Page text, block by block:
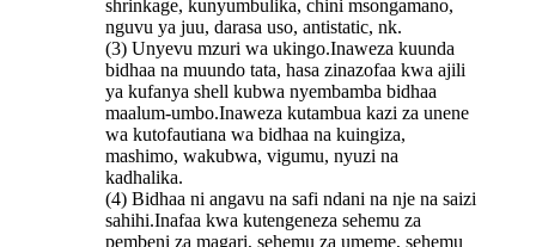
shrinkage, kunyumbulika, chini msongamano,
nguvu ya juu, darasa uso, antistatic, nk.
(3) Unyevu mzuri wa ukingo.Inaweza kuunda
bidhaa na muundo tata, hasa zinazofaa kwa ajili
ya kufanya shell kubwa nyembamba bidhaa
maalum-umbo.Inaweza kutambua kazi za unene
wa kutofautiana wa bidhaa na kuingiza,
mashimo, wakubwa, vigumu, nyuzi na
kadhalika.
(4) Bidhaa ni angavu na safi ndani na nje na saizi
sahihi.Inafaa kwa kutengeneza sehemu za
pembeni za magari, sehemu za umeme, sehemu